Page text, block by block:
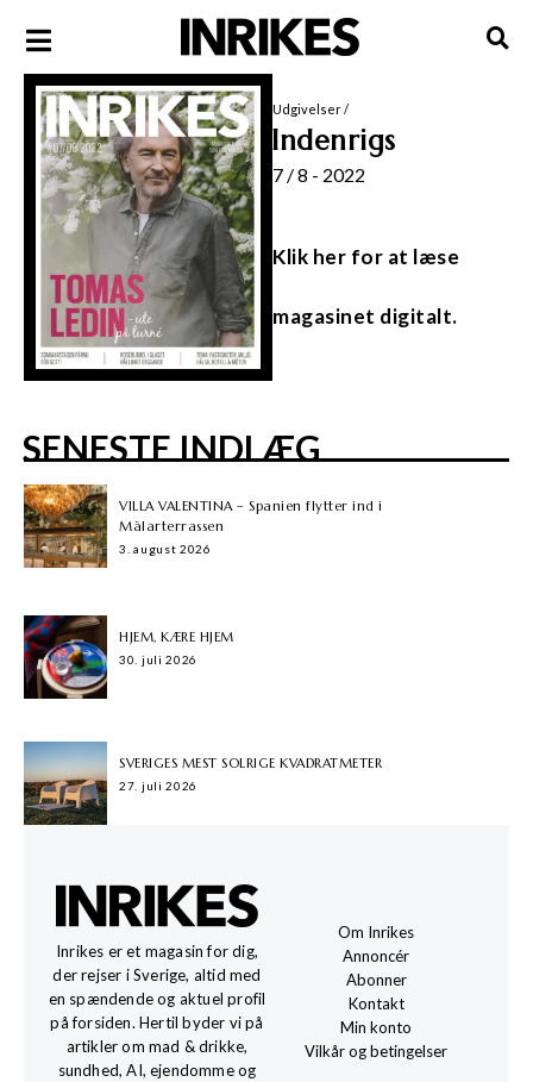
Udgivelser/
Indenrigs
7 / 8 - 2022
Klik her for at læse
magasinet digitalt.
SENESTE INDLÆG
VILLA VALENTINA – Spanien flytter ind i
Mälarterrassen
3. august 2026
HJEM, KÆRE HJEM
30. juli 2026
SVERIGES MEST SOLRIGE KVADRATMETER
27. juli 2026
Inrikes er et magasin for dig,
der rejser i Sverige, altid med
en spændende og aktuel profil
på forsiden. Hertil byder vi på
artikler om mad & drikke,
sundhed, AI, ejendomme og
Om Inrikes
Annoncér
Abonner
Kontakt
Min konto
Vilkår og betingelser